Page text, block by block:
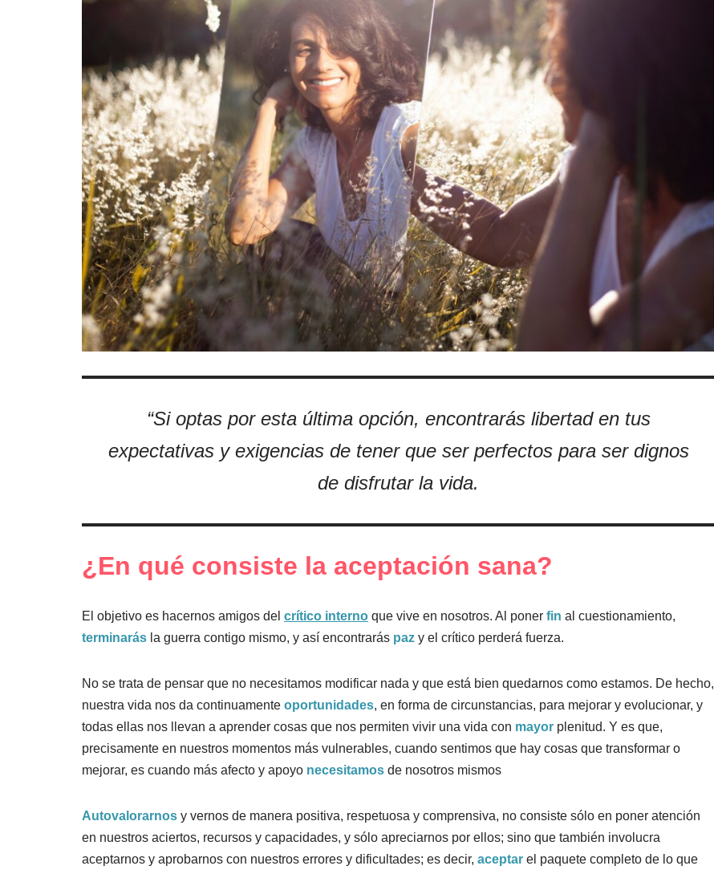
“Si optas por esta última opción, encontrarás libertad en tus
expectativas y exigencias de tener que ser perfectos para ser dignos
de disfrutar la vida.
¿En qué consiste la aceptación sana?
El objetivo es hacernos amigos del crítico interno que vive en nosotros. Al poner fin al cuestionamiento,
terminarás la guerra contigo mismo, y así encontrarás paz y el crítico perderá fuerza.
No se trata de pensar que no necesitamos modificar nada y que está bien quedarnos como estamos. De hecho,
nuestra vida nos da continuamente oportunidades, en forma de circunstancias, para mejorar y evolucionar, y
todas ellas nos llevan a aprender cosas que nos permiten vivir una vida con mayor plenitud. Y es que,
precisamente en nuestros momentos más vulnerables, cuando sentimos que hay cosas que transformar o
mejorar, es cuando más afecto y apoyo necesitamos de nosotros mismos
Autovalorarnos y vernos de manera positiva, respetuosa y comprensiva, no consiste sólo en poner atención
en nuestros aciertos, recursos y capacidades, y sólo apreciarnos por ellos; sino que también involucra
aceptarnos y aprobarnos con nuestros errores y dificultades; es decir, aceptar el paquete completo de lo que